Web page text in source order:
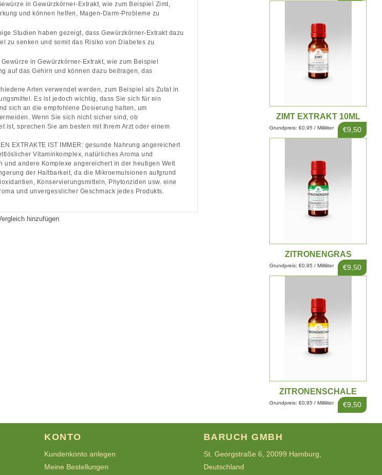
in Gewürzkörner-Extrakt, wie zum Beispiel Zimt,
und können helfen, Magen-Darm-Probleme zu
Studien haben gezeigt, dass Gewürzkörner-Extrakt dazu
zu senken und somit das Risiko von Diabetes zu
in Gewürzkörner-Extrakt, wie zum Beispiel
auf das Gehirn und können dazu beitragen, das
Arten verwendet werden, zum Beispiel als Zutat in
Es ist jedoch wichtig, dass Sie sich für ein
sich an die empfohlene Dosierung halten, um
Wenn Sie sich nicht sicher sind, ob
ist, sprechen Sie am besten mit Ihrem Arzt oder einem
EXTRAKTE IST IMMER: gesunde Nahrung angereichert
Vitaminkomplex, natürliches Aroma und
und andere Komplexe angereichert in der heutigen Welt
der Haltbarkeit, da die Mikroemulsionen aufgrund
Konservierungsmitteln, Phytonziden usw. eine
und unvergesslicher Geschmack jedes Produkts.
hinzufügen
ZIMT EXTRAKT 10ML
€9,50
Grundpreis: €0,95 / Milliliter
ZITRONENGRAS
EXTRAKT 10ML€9,50
Grundpreis: €0,95 / Milliliter
ZITRONENSCHALE
EXTRAKT 10ML€9,50
Grundpreis: €0,95 / Milliliter
KONTO
Kundenkonto anlegen
Meine Bestellungen
BARUCH GMBH
St. Georgstraße 6, 20099 Hamburg,
Deutschland